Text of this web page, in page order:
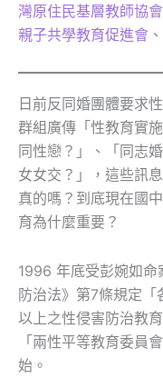
灣原住民基層教師協會
親子共學教育促進會 、
日前反同婚團體要求
群組廣傳「性教育實
同性戀？」、「同志
女女交？」，這些訊
真的嗎？到底現在國
育為什麼重要？
1996 年底受彭婉如
防治法》第7條規定
以上之性侵害防治教
「兩性平等教育委員
始。